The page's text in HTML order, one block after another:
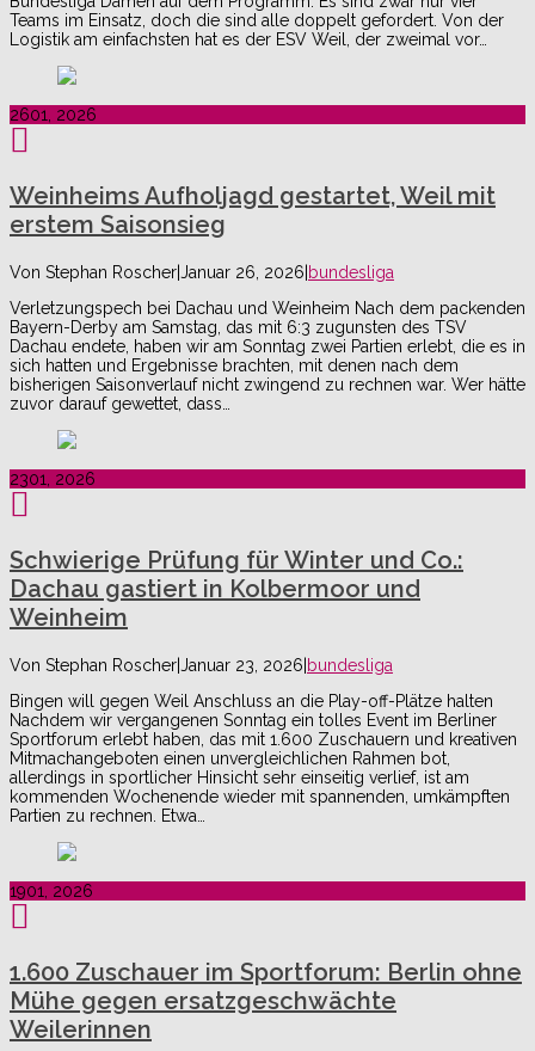
Teams im Einsatz, doch die sind alle doppelt gefordert. Von der
Logistik am einfachsten hat es der ESV Weil, der zweimal vor…
2601, 2026
Weinheims Aufholjagd gestartet, Weil mit
erstem Saisonsieg
Von Stephan Roscher|Januar 26, 2026|bundesliga
Verletzungspech bei Dachau und Weinheim Nach dem packenden
Bayern-Derby am Samstag, das mit 6:3 zugunsten des TSV
Dachau endete, haben wir am Sonntag zwei Partien erlebt, die es in
sich hatten und Ergebnisse brachten, mit denen nach dem
bisherigen Saisonverlauf nicht zwingend zu rechnen war. Wer hätte
zuvor darauf gewettet, dass…
2301, 2026
Schwierige Prüfung für Winter und Co.:
Dachau gastiert in Kolbermoor und
Weinheim
Von Stephan Roscher|Januar 23, 2026|bundesliga
Bingen will gegen Weil Anschluss an die Play-off-Plätze halten
Nachdem wir vergangenen Sonntag ein tolles Event im Berliner
Sportforum erlebt haben, das mit 1.600 Zuschauern und kreativen
Mitmachangeboten einen unvergleichlichen Rahmen bot,
allerdings in sportlicher Hinsicht sehr einseitig verlief, ist am
kommenden Wochenende wieder mit spannenden, umkämpften
Partien zu rechnen. Etwa…
1901, 2026
1.600 Zuschauer im Sportforum: Berlin ohne
Mühe gegen ersatzgeschwächte
Weilerinnen